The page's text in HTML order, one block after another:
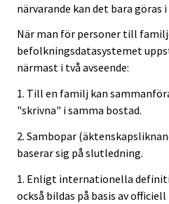
närvarande kan det bara göras
När man för personer till
befolkningsdatasystemet
närmast i två avseende:
1. Till en familj kan
"skrivna" i samma bostad.
2. Sambopar
baserar sig på slutledning.
1. Enligt internationella
också bildas på basis av